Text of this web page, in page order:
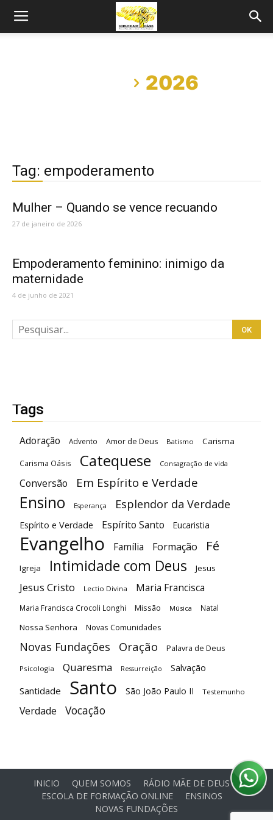
2026
Tag: empoderamento
Mulher – Quando se vence recuando
27 de janeiro de 2026
Empoderamento feminino: inimigo da
maternidade
4 de junho de 2021
Tags
Adoração Advento Amor de Deus Batismo Carisma
Carisma Oásis Catequese Consagração de vida
Conversão Em Espírito e Verdade
Ensino Esperança Esplendor da Verdade
Espírito e Verdade Espírito Santo Eucaristia
Evangelho Família Formação Fé
Igreja Intimidade com Deus Jesus
Jesus Cristo Lectio Divina Maria Francisca
Maria Francisca Crocoli Longhi Missão Música Natal
Nossa Senhora Novas Comunidades
Novas Fundações Oração Palavra de Deus
Psicologia Quaresma Ressurreição Salvação
Santidade Santo São João Paulo II Testemunho
Verdade Vocação
INICIO QUEM SOMOS
RÁDIO MÃE DE DEUS
ESCOLA DE FORMAÇÃO ONLINE
ENSINOS
NOVAS FUNDAÇÕES